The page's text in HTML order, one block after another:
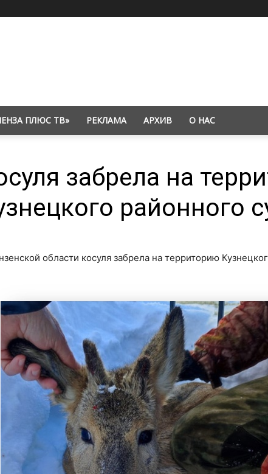
ПЛЮС ТВ» РЕКЛАМА АРХИВ О НАС
забрела на
районного
области косуля забрела на территорию